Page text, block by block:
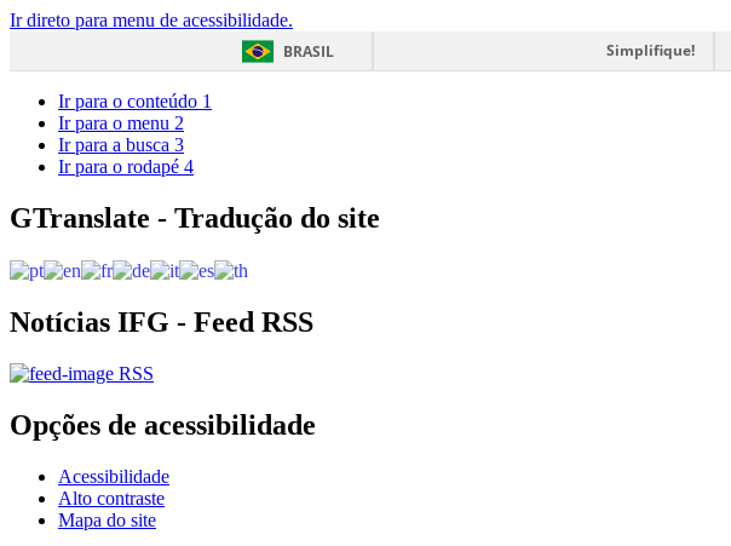
Ir direto para menu de acessibilidade.
BRASIL
Simplifique!
Ir para o conteúdo 1
Ir para o menu 2
Ir para a busca 3
Ir para o rodapé 4
GTranslate - Tradução do site
Notícias IFG - Feed RSS
RSS
Opções de acessibilidade
Acessibilidade
Alto contraste
Mapa do site